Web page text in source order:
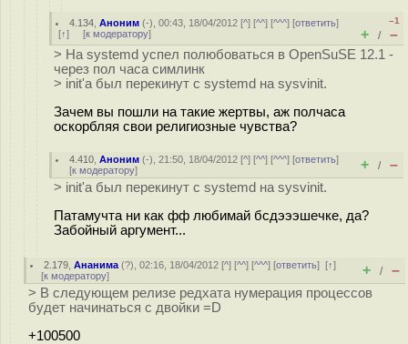
4.134 ,Аноним (-), 00:43, 18/04/2012 [^] [^^] [^^^] [ответить]
[↑] [к модератору]
–1
+ / –
> На systemd успел полюбоваться в OpenSuSE 12.1 -
через пол часа симлинк
> init'а был перекинут с systemd на sysvinit.
Зачем вы пошли на такие жертвы, аж полчаса
оскорбляя свои религиозные чувства?
4.410 ,Аноним (-), 21:50, 18/04/2012 [^] [^^] [^^^] [ответить]
[к модератору] + / –
> init'а был перекинут с systemd на sysvinit.
Патамучта ни как фф любимай бсдэээшечке, да?
Забойный аргумент...
2.179 ,Ананима (?), 02:16, 18/04/2012 [^] [^^] [^^^] [ответить][↑]
[к модератору] + / –
> В следующем релизе редхата нумерация процессов
будет начинаться с двойки =D
+100500